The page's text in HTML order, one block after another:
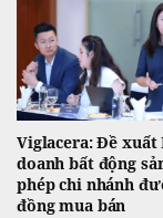
Viglacera: Đề xuất
doanh bất động
phép chi nhánh
đồng mua bán